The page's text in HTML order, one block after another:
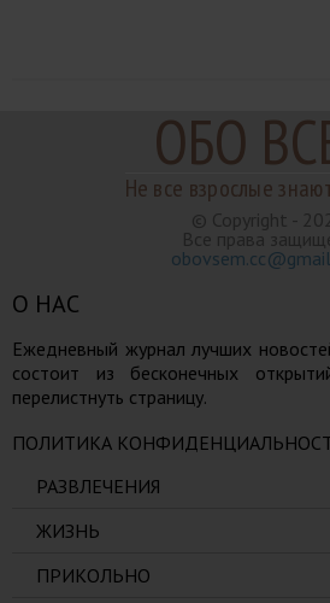
ОБО
Не все взрослые
© Copyright -
Все права
О НАС
Ежедневный журнал лучших
состоит из бесконечных
перелистнуть страницу.
ПОЛИТИКА
РАЗВЛЕЧЕНИЯ
ЖИЗНЬ
ПРИКОЛЬНО